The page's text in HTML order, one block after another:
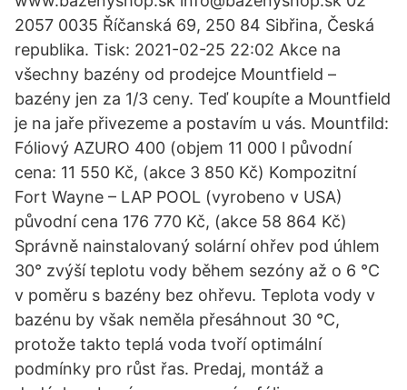
2057 0035 Říčanská 69, 250 84 Sibřina, Česká
republika. Tisk: 2021-02-25 22:02 Akce na
všechny bazény od prodejce Mountfield –
bazény jen za 1/3 ceny. Teď koupíte a Mountfield
je na jaře přivezeme a postavím u vás. Mountfild:
Fóliový AZURO 400 (objem 11 000 l původní
cena: 11 550 Kč, (akce 3 850 Kč) Kompozitní
Fort Wayne – LAP POOL (vyrobeno v USA)
původní cena 176 770 Kč, (akce 58 864 Kč)
Správně nainstalovaný solární ohřev pod úhlem
30° zvýší teplotu vody během sezóny až o 6 °C
v poměru s bazény bez ohřevu. Teplota vody v
bazénu by však neměla přesáhnout 30 °C,
protože takto teplá voda tvoří optimální
podmínky pro růst řas. Predaj, montáž a